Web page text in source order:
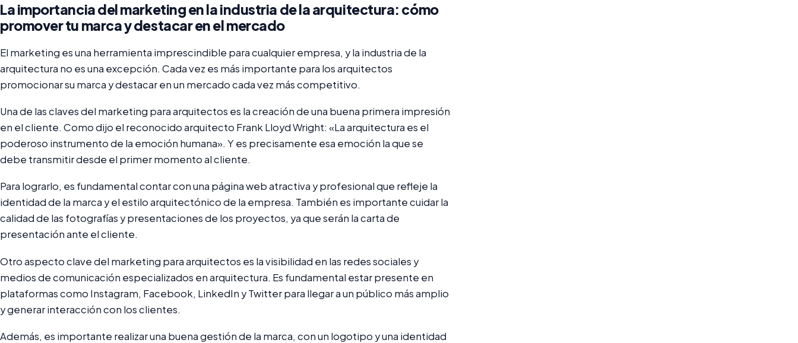
La importancia del marketing en la industria de la arquitectura: cómo
promover tu marca y destacar en el mercado
El marketing es una herramienta imprescindible para cualquier empresa, y la industria de la
arquitectura no es una excepción. Cada vez es más importante para los arquitectos
promocionar su marca y destacar en un mercado cada vez más competitivo.
Una de las claves del marketing para arquitectos es la creación de una buena primera impresión
en el cliente. Como dijo el reconocido arquitecto Frank Lloyd Wright: «La arquitectura es el
poderoso instrumento de la emoción humana». Y es precisamente esa emoción la que se
debe transmitir desde el primer momento al cliente.
Para lograrlo, es fundamental contar con una página web atractiva y profesional que refleje la
identidad de la marca y el estilo arquitectónico de la empresa. También es importante cuidar la
calidad de las fotografías y presentaciones de los proyectos, ya que serán la carta de
presentación ante el cliente.
Otro aspecto clave del marketing para arquitectos es la visibilidad en las redes sociales y
medios de comunicación especializados en arquitectura. Es fundamental estar presente en
plataformas como Instagram, Facebook, LinkedIn y Twitter para llegar a un público más amplio
y generar interacción con los clientes.
Además, es importante realizar una buena gestión de la marca, con un logotipo y una identidad